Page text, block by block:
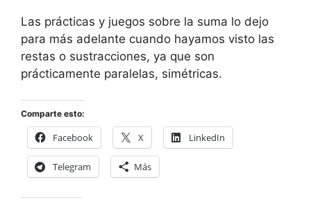
Las prácticas y juegos sobre la suma lo dejo
para más adelante cuando hayamos visto las
restas o sustracciones, ya que son
prácticamente paralelas, simétricas.
Comparte esto:
Facebook X LinkedIn
Telegram Más